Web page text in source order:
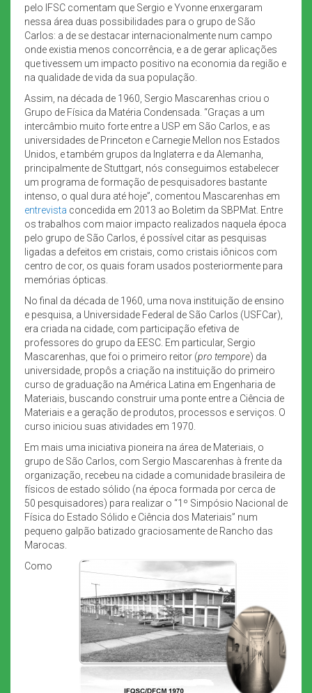
pelo IFSC comentam que Sergio e Yvonne enxergaram
nessa área duas possibilidades para o grupo de São
Carlos: a de se destacar internacionalmente num campo
onde existia menos concorrência, e a de gerar aplicações
que tivessem um impacto positivo na economia da região e
na qualidade de vida da sua população.
Assim, na década de 1960, Sergio Mascarenhas criou o
Grupo de Física da Matéria Condensada. “Graças a um
intercâmbio muito forte entre a USP em São Carlos, e as
universidades de Princeton e Carnegie Mellon nos Estados
Unidos, e também grupos da Inglaterra e da Alemanha,
principalmente de Stuttgart, nós conseguimos estabelecer
um programa de formação de pesquisadores bastante
intenso, o qual dura até hoje”, comentou Mascarenhas em
entrevista concedida em 2013 ao Boletim da SBPMat. Entre
os trabalhos com maior impacto realizados naquela época
pelo grupo de São Carlos, é possível citar as pesquisas
ligadas a defeitos em cristais, como cristais iônicos com
centro de cor, os quais foram usados posteriormente para
memórias ópticas.
No final da década de 1960, uma nova instituição de ensino
e pesquisa, a Universidade Federal de São Carlos (USFCar),
era criada na cidade, com participação efetiva de
professores do grupo da EESC. Em particular, Sergio
Mascarenhas, que foi o primeiro reitor (pro tempore) da
universidade, propôs a criação na instituição do primeiro
curso de graduação na América Latina em Engenharia de
Materiais, buscando construir uma ponte entre a Ciência de
Materiais e a geração de produtos, processos e serviços. O
curso iniciou suas atividades em 1970.
Em mais uma iniciativa pioneira na área de Materiais, o
grupo de São Carlos, com Sergio Mascarenhas à frente da
organização, recebeu na cidade a comunidade brasileira de
físicos de estado sólido (na época formada por cerca de
50 pesquisadores) para realizar o “1º Simpósio Nacional de
Física do Estado Sólido e Ciência dos Materiais” num
pequeno galpão batizado graciosamente de Rancho das
Marocas.
Como